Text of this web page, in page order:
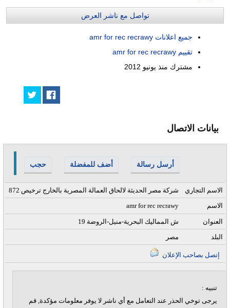
تواصل مع ناشر العرض
جميع اعلانات amr for rec recrawy
تقييم amr for rec recrawy
مشترك منذ يونيو 2012
بيانات الاتصال
حجب أضف للمفضلة أرسل رسالة
شركة مصر الحديثة لالحاق العمالة المصرية بالخارج ترخيص 872
الاسم التجاري
amr for rec recrawy
الاسم
19 ش المماليك البحرية-منيل-الروضة
العنوان
مصر
البلد
تنبيه :
يرجى توخي الحذر عند التعامل مع أي ناشر لا يوفر معلومات مؤكدة, قم